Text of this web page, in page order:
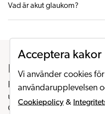
Vad är akut glaukom?
Fler
På SöderÖgon har vi den
upptäcka och
Gråstarrskirurgi och
Acceptera kakor
Vi använder cookies
användarupplevelsen
Cookiepolicy &